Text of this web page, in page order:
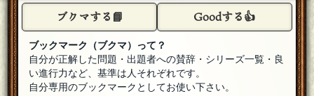
[18年08月04日 23:45]
八つ橋
参加します。よろしくお願いします。[18年08月04日 23:34]
ブクマする📘 Goodする👍
ブックマーク（ブクマ）って？
自分が正解した問題・出題者への賛辞・シリーズ一覧・良
い進行力など、基準は人それぞれです。
自分専用のブックマークとしてお使い下さい。